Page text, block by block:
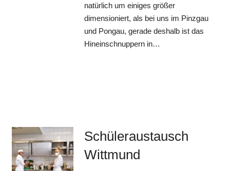
natürlich um einiges größer
dimensioniert, als bei uns im Pinzgau
und Pongau, gerade deshalb ist das
Hineinschnuppern in…
Schüleraustausch
Wittmund